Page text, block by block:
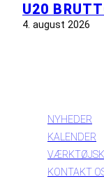
U20
4. august 2026
NYHEDER
KALENDER
KONTAKT